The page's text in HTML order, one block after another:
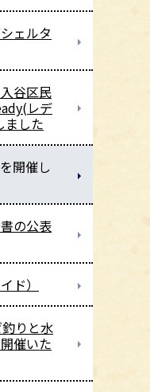
ェルタ
谷区民
レデ
ました
開催し
の公表
ド）
りと水
催いた